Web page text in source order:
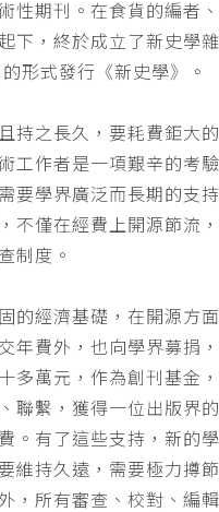
性期刊。在食貨的編者
下，終於成立了新史學
形式發行《新史學》。
持之長久，要耗費鉅大
工作者是一項艱辛的考
要學界廣泛而長期的支
不僅在經費上開源節流
制度。
的經濟基礎，在開源方
年費外，也向學界募捐
多萬元，作為創刊基金
聯繫，獲得一位出版界
。有了這些支持，新的
維持久遠，需要極力撙
，所有審查、校對、編